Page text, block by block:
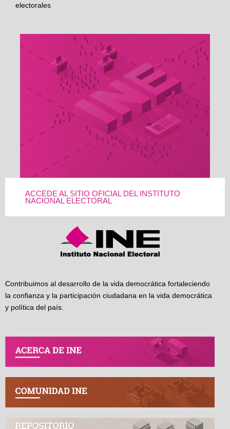
electorales
ACCEDE AL SITIO OFICIAL DEL INSTITUTO
NACIONAL ELECTORAL
Contribuimos al desarrollo de la vida democrática fortaleciendo
la confianza y la participación ciudadana en la vida democrática
y política del país.